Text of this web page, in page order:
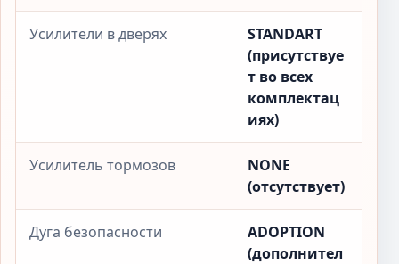
Усилители в дверях
STANDART
(присутствуе
т во всех
комплектац
иях)
Усилитель тормозов
NONE
(отсутствует)
Дуга безопасности
ADOPTION
(дополнител